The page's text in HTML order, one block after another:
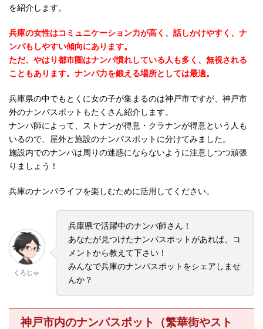
を紹介します。
兵庫の女性はコミュニケーション力が高く、話しかけやすく、ナ
ンパもしやすい傾向にあります。
ただ、やはり都市圏はナンパ慣れしている人も多く、無視される
こともあります。ナンパ力を鍛える場所としては最適。
兵庫県の中でもとくに女の子が集まるのは神戸市ですが、神戸市
外のナンパスポットもたくさん紹介します。
ナンパ師によって、ストナンが得意・クラナンが得意という人も
いるので、屋外と施設のナンパスポットに分けてみました。
施設内でのナンパは周りの迷惑にならないように注意しつつ頑張
りましょう！
兵庫のナンパライフを楽しむために活用してください。
くろじゃ
兵庫県で活躍中のナンパ師さん！
あなたが見つけたナンパスポットがあれば、コ
メントから教えて下さい！
みんなで兵庫のナンパスポットをシェアしませ
んか？
神戸市内のナンパスポット（繁華街やスト